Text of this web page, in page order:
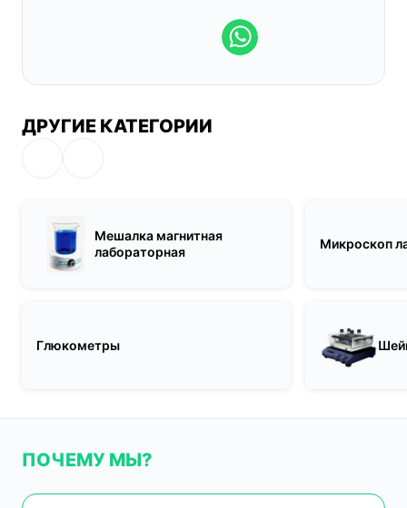
ДРУГИЕ КАТЕГОРИИ
Мешалка магнитная
лабораторная
Глюкометры
Микроскоп
ПОЧЕМУ МЫ?